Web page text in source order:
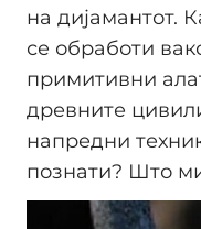
на дијамантот.
се обработи
примитивни
древните
напредни
познати? Што